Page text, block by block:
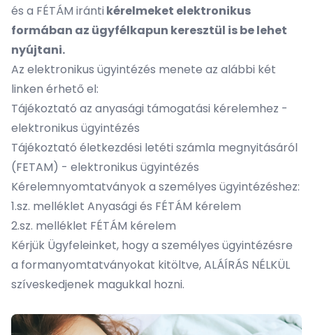
és a FÉTÁM iránti kérelmeket elektronikus
formában az ügyfélkapun keresztül is be lehet
nyújtani.
Az elektronikus ügyintézés menete az alábbi két
linken érhető el:
Tájékoztató az anyasági támogatási kérelemhez -
elektronikus ügyintézés
Tájékoztató életkezdési letéti számla megnyitásáról
(FETAM) - elektronikus ügyintézés
Kérelemnyomtatványok a személyes ügyintézéshez:
1.sz. melléklet Anyasági és FÉTÁM kérelem
2.sz. melléklet FÉTÁM kérelem
Kérjük Ügyfeleinket, hogy a személyes ügyintézésre
a formanyomtatványokat kitöltve, ALÁÍRÁS NÉLKÜL
szíveskedjenek magukkal hozni.